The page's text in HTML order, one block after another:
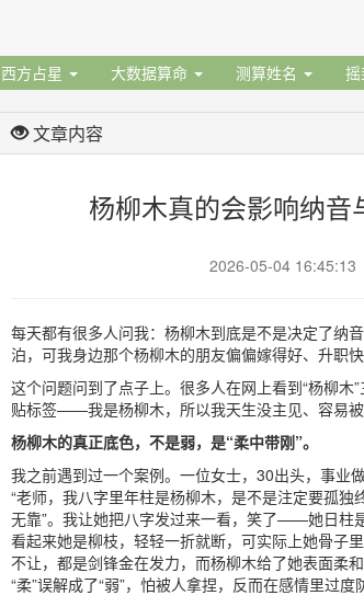
西方占星 大数据算命 测算姓名
文章内容
杨柳木真的会影响纳
2026-05-04
每天都有很多人问我：杨柳木到底是不是决定了纳
泊，可我身边那个杨柳木的朋友偏偏嫁得好、升职快
这个问题问到了点子上。很多人在网上看到“杨柳木
贴标签——我是杨柳木，所以我天生没主见、容易被
杨柳木的真正底色，不是弱，是“柔中带刚”。
我之前遇到过一个案例。一位女士，30出头，事业
“老师，我八字里年柱是杨柳木，是不是注定要孤
无靠”。我让她把八字发过来一看，笑了——她日柱
看起来她是柳枝，轻轻一折就断，可实际上她骨子
不让，都是剑锋金在发力，而杨柳木给了她表面柔
“柔”误解成了“弱”，怕被人拿捏，反而在感情里过度